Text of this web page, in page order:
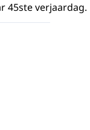
45ste verjaardag.